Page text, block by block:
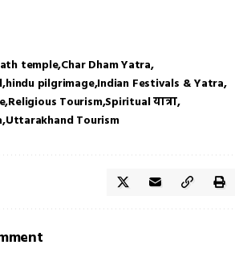
templeChar Dham Yatra
hindu pilgrimageIndian Festivals & Yatra
Religious TourismSpiritual यात्रा
Uttarakhand Tourism